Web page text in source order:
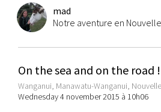
mad
Notre aventure en
On the sea and on the road !
Wanganui, Manawatu-Wanganui,
Wednesday 4 november 2015 à 10h06